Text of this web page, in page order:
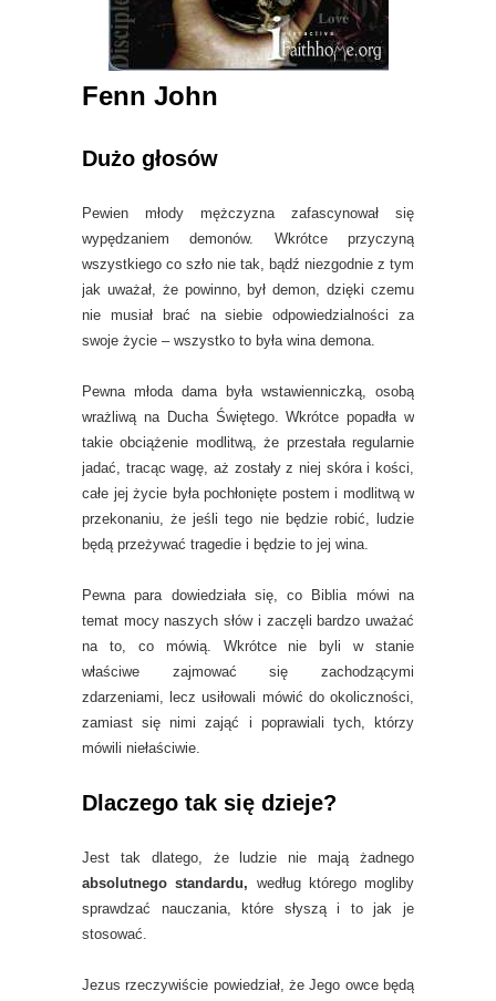
Fenn John
Dużo głosów
Pewien młody mężczyzna zafascynował się
wypędzaniem demonów. Wkrótce przyczyną
wszystkiego co szło nie tak, bądź niezgodnie z tym
jak uważał, że powinno, był demon, dzięki czemu
nie musiał brać na siebie odpowiedzialności za
swoje życie – wszystko to była wina demona.
Pewna młoda dama była wstawienniczką, osobą
wrażliwą na Ducha Świętego. Wkrótce popadła w
takie obciążenie modlitwą, że przestała regularnie
jadać, tracąc wagę, aż zostały z niej skóra i kości,
całe jej życie była pochłonięte postem i modlitwą w
przekonaniu, że jeśli tego nie będzie robić, ludzie
będą przeżywać tragedie i będzie to jej wina.
Pewna para dowiedziała się, co Biblia mówi na
temat mocy naszych słów i zaczęli bardzo uważać
na to, co mówią. Wkrótce nie byli w stanie
właściwe zajmować się zachodzącymi
zdarzeniami, lecz usiłowali mówić do okoliczności,
zamiast się nimi zająć i poprawiali tych, którzy
mówili niełaściwie.
Dlaczego tak się dzieje?
Jest tak dlatego, że ludzie nie mają żadnego
absolutnego standardu, według którego mogliby
sprawdzać nauczania, które słyszą i to jak je
stosować.
Jezus rzeczywiście powiedział, że Jego owce będą